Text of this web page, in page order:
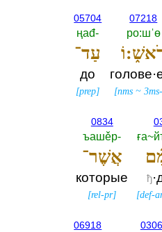
07218
ро:шˈө
[nms ~
05704
ңаđ-‎
עַד־
до
[prep]
ђ
[def-
0834
ъашěр-‎
אֲשֶׁר־
которые
[rel-pr]
06918